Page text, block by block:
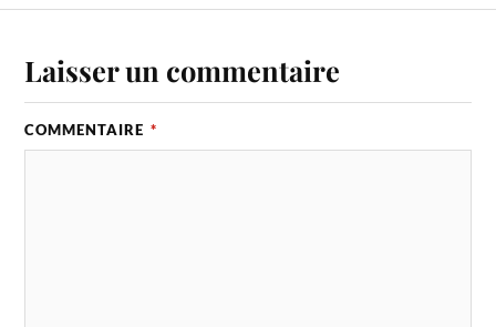
Laisser un commentaire
COMMENTAIRE *